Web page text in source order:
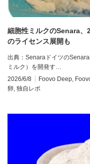
細胞性ミルクのSenara、
のライセンス展開も
出典：Senaraドイツの
ミルク）を開発す…
2026/6/8
Foovo Deep
卵 独自レポ